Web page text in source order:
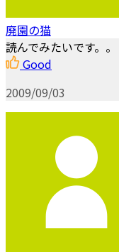
廃園の猫
読んでみたいです。。
Good
2009/09/03